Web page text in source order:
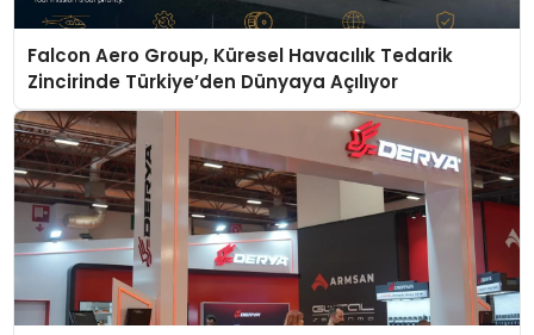
Falcon Aero Group, Küresel Havacılık Tedarik
Zincirinde Türkiye’den Dünyaya Açılıyor